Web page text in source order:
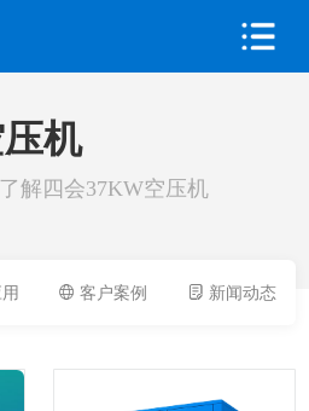
机
解四会37KW空压机
客户案例 新闻动态